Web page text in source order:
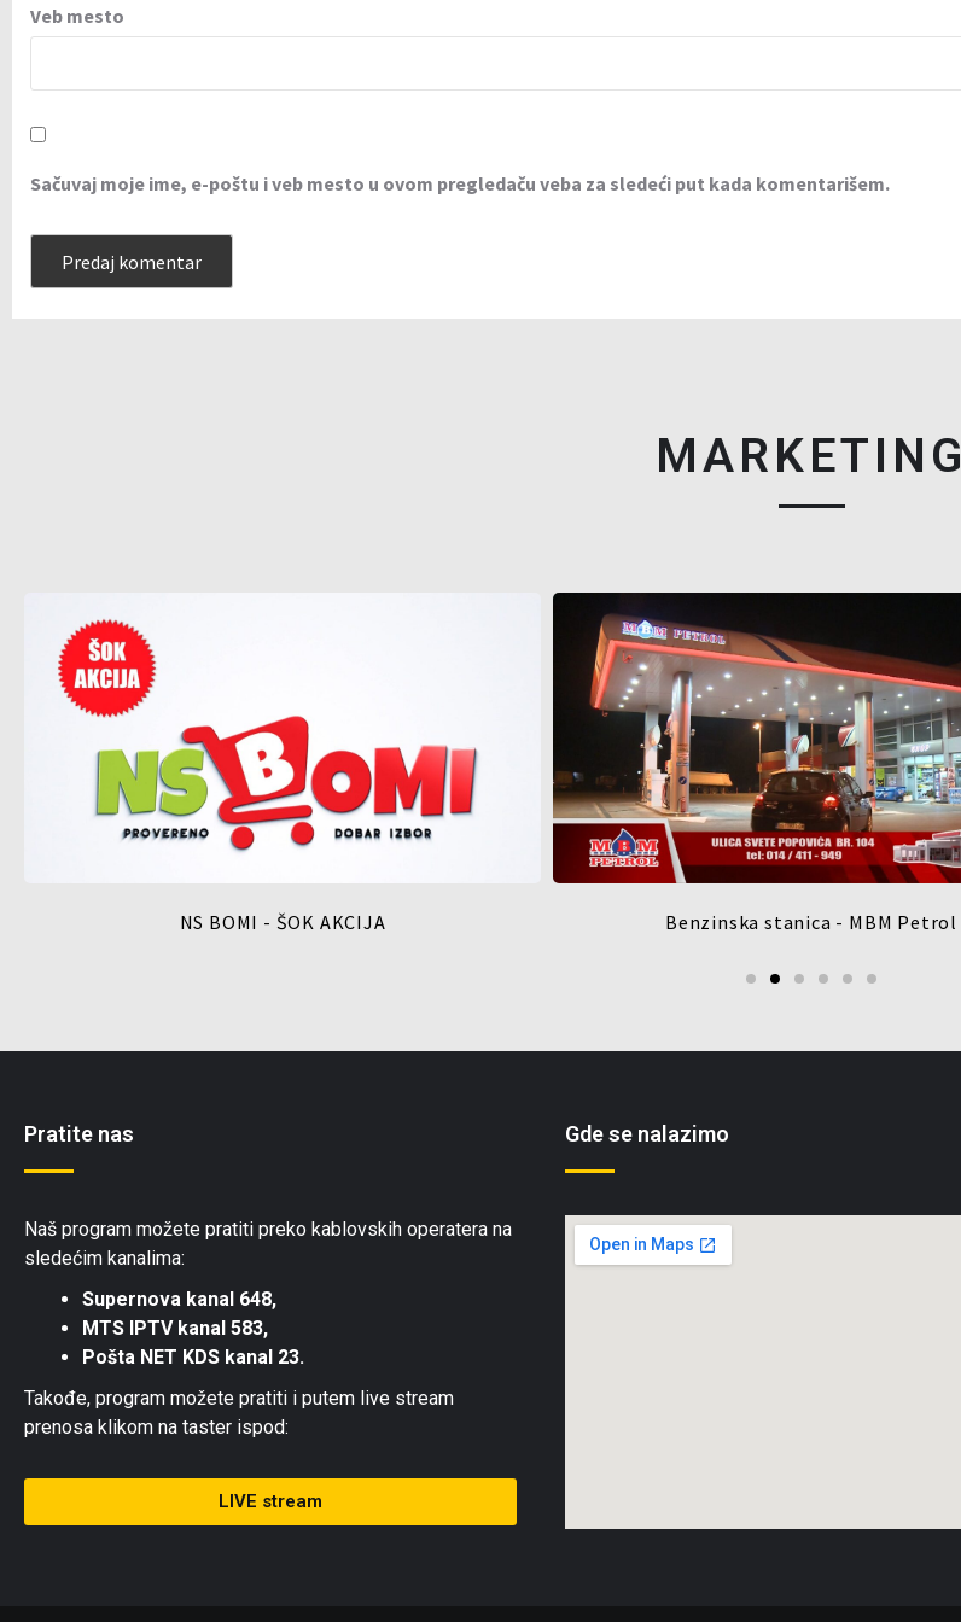
Veb mesto
Sačuvaj moje ime, e-poštu i veb mesto u ovom pregledaču veba za sledeći put kada komentarišem.
MARKETING
NS BOMI - ŠOK AKCIJA Benzinska stanica - MBM Petrol
Pratite nas
Naš program možete pratiti preko kablovskih operatera na
sledećim kanalima:
Supernova kanal 648,
MTS IPTV kanal 583,
Pošta NET KDS kanal 23.
Takođe, program možete pratiti i putem live stream
prenosa klikom na taster ispod:
LIVE stream
Gde se nalazimo